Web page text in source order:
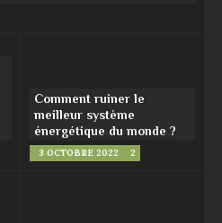
Comment ruiner le
meilleur système
énergétique du monde ?
3 OCTOBRE 2022 2